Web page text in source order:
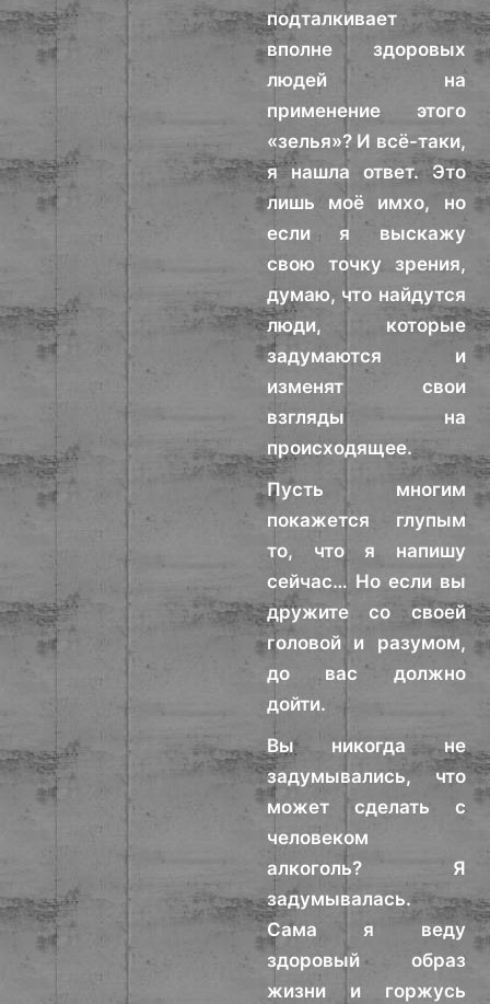
подталкивает
вполне здоровых
людей на
применение этого
«зелья»? И всё-таки,
я нашла ответ. Это
лишь моё имхо, но
если я выскажу
свою точку зрения,
думаю, что найдутся
люди, которые
задумаются и
изменят свои
взгляды на
происходящее.
Пусть многим
покажется глупым
то, что я напишу
сейчас… Но если вы
дружите со своей
головой и разумом,
до вас должно
дойти.
Вы никогда не
задумывались, что
может сделать с
человеком
алкоголь? Я
задумывалась.
Сама я веду
здоровый образ
жизни и горжусь